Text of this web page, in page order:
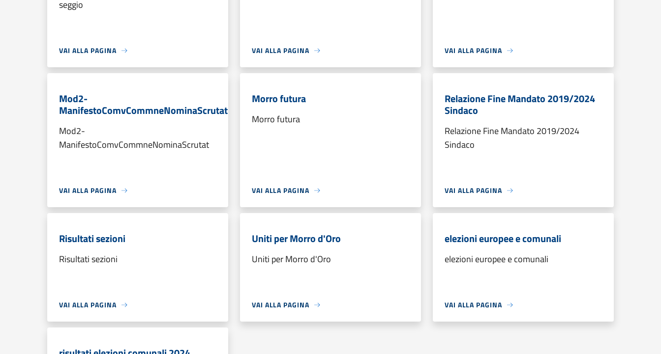
seggio
VAI ALLA PAGINA VAI ALLA PAGINA VAI ALLA PAGINA
Mod2-
ManifestoComvCommneNominaScrutat
Mod2-
ManifestoComvCommneNominaScrutat
VAI ALLA PAGINA
Morro futura
Morro futura
VAI ALLA PAGINA
Relazione Fine Mandato 2019/2024
Sindaco
Relazione Fine Mandato 2019/2024
Sindaco
VAI ALLA PAGINA
Risultati sezioni
Risultati sezioni
VAI ALLA PAGINA
Uniti per Morro d'Oro
Uniti per Morro d'Oro
VAI ALLA PAGINA
elezioni europee e comunali
elezioni europee e comunali
VAI ALLA PAGINA